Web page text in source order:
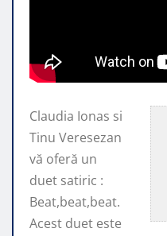
Claudia Ionas si
Tinu Veresezan
vă oferă un
duet satiric :
Beat,beat,beat.
Acest duet este